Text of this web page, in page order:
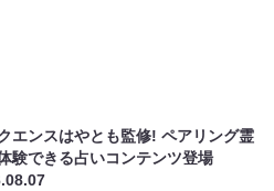
エンスはやとも監修! ペアリング霊
験できる占いコンテンツ登場